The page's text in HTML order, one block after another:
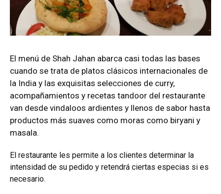
El menú de Shah Jahan abarca casi todas las bases
cuando se trata de platos clásicos internacionales de
la India y las exquisitas selecciones de curry,
acompañamientos y recetas tandoor del restaurante
van desde vindaloos ardientes y llenos de sabor hasta
productos más suaves como moras como biryani y
masala.
El restaurante les permite a los clientes determinar la
intensidad de su pedido y retendrá ciertas especias si es
necesario.